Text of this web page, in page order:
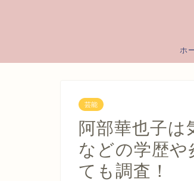
ホ
芸能
阿部華也子は
などの学歴や
ても調査！